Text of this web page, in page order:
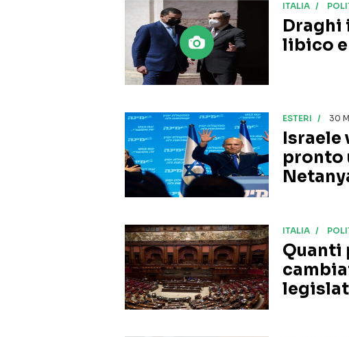
ITALIA
Draghi
libico e
ESTERI 30
Israele
pronto
ITALIA
Quanti